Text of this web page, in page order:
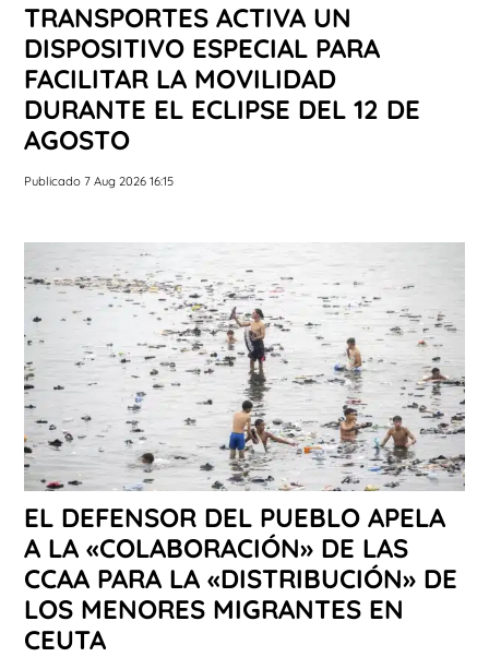
TRANSPORTES ACTIVA UN
DISPOSITIVO ESPECIAL PARA
FACILITAR LA MOVILIDAD
DURANTE EL ECLIPSE DEL 12 DE
AGOSTO
Publicado 7 Aug 2026 16:15
EL DEFENSOR DEL PUEBLO APELA
A LA «COLABORACIÓN» DE LAS
CCAA PARA LA «DISTRIBUCIÓN» DE
LOS MENORES MIGRANTES EN
CEUTA